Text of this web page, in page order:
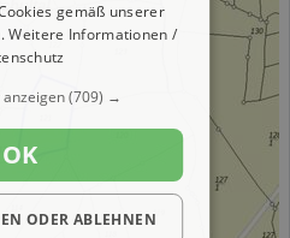
gemäß unserer
Weitere Informationen /
(709) →
OK
ODER ABLEHNEN